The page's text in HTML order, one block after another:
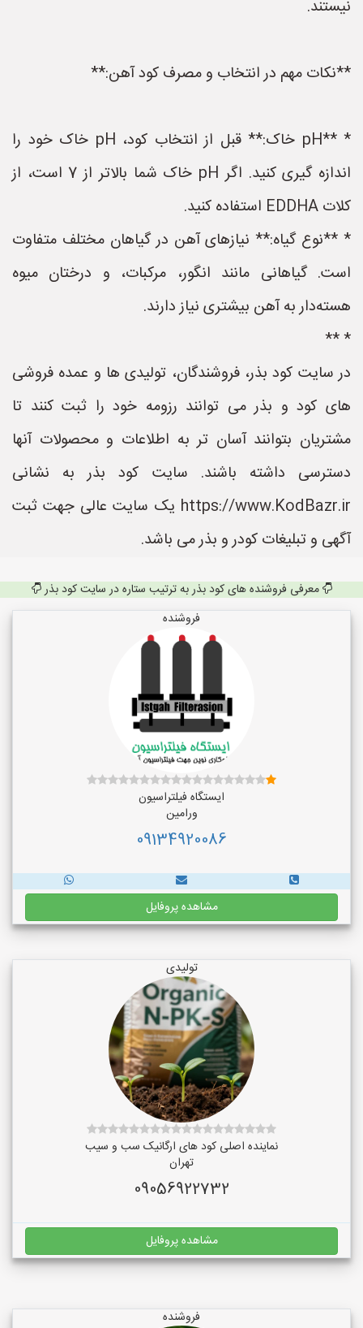
نیستند.
**نکات مهم در انتخاب و مصرف کود آهن:**
* **pH خاک:** قبل از انتخاب کود، pH خاک خود را
اندازه گیری کنید. اگر pH خاک شما بالاتر از 7 است، از
کلات EDDHA استفاده کنید.
* **نوع گیاه:** نیازهای آهن در گیاهان مختلف متفاوت
است. گیاهانی مانند انگور، مرکبات، و درختان میوه
هسته‌دار به آهن بیشتری نیاز دارند.
* **
در سایت کود بذر، فروشندگان، تولیدی ها و عمده فروشی
های کود و بذر می توانند رزومه خود را ثبت کنند تا
مشتریان بتوانند آسان تر به اطلاعات و محصولات آنها
دسترسی داشته باشند. سایت کود بذر به نشانی
https://www.KodBazr.ir یک سایت عالی جهت ثبت
آگهی و تبلیغات کودر و بذر می باشد.
معرفی فروشنده های کود بذر به ترتیب ستاره در سایت کود بذر
فروشنده
ایستگاه فیلتراسیون
ورامین
09134920086
مشاهده پروفایل
تولیدی
نماینده اصلی کود های ارگانیک سب و سیب
تهران
09056922732
مشاهده پروفایل
فروشنده